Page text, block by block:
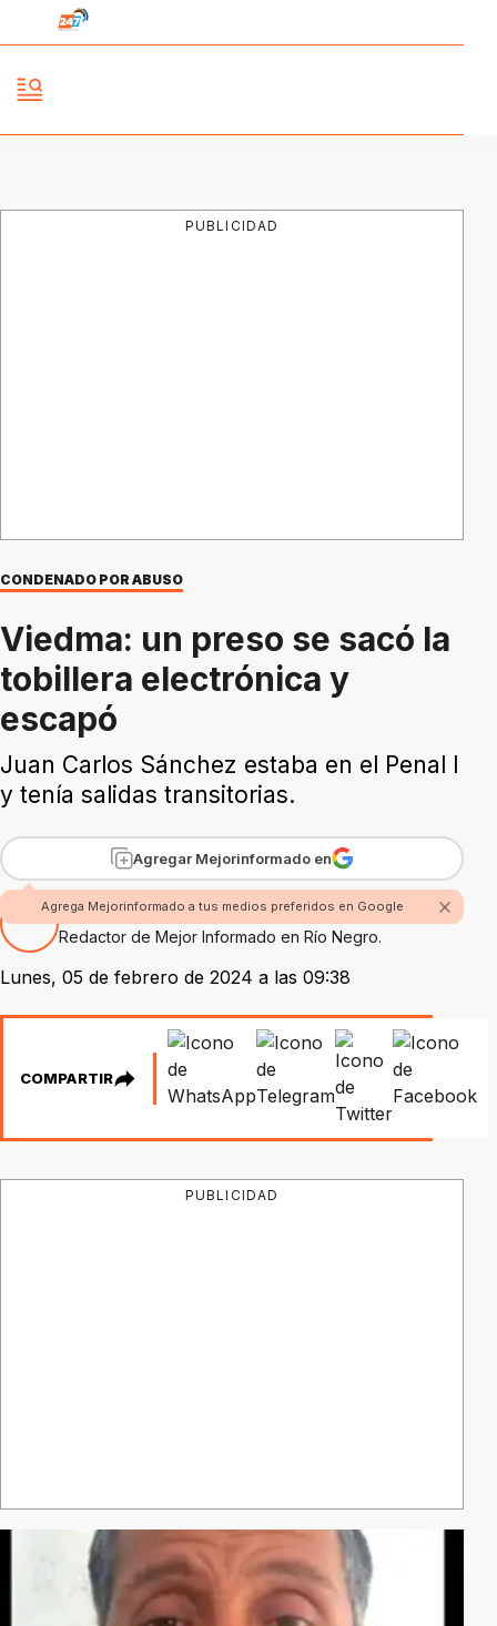
PUBLICIDAD
CONDENADO POR ABUSO
Viedma: un preso se sacó la
tobillera electrónica y
escapó
Juan Carlos Sánchez estaba en el Penal I
y tenía salidas transitorias.
Agregar Mejorinformado en
Agrega Mejorinformado a tus medios preferidos en Google
Por Fabian Rossi
Redactor de Mejor Informado en Río Negro.
Lunes, 05 de febrero de 2024 a las 09:38
COMPARTIR
PUBLICIDAD